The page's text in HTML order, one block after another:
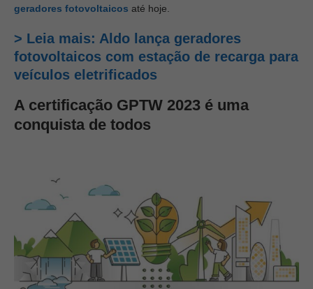
geradores fotovoltaicos até hoje.
> Leia mais: Aldo lança geradores
fotovoltaicos com estação de recarga para
veículos eletrificados
A certificação GPTW 2023 é uma
conquista de todos